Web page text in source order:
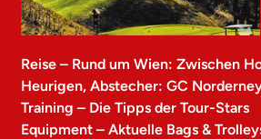
Reise – Rund um Wien: Zwischen
Heurigen, Abstecher: GC
Training – Die Tipps der Tour-Stars
Equipment – Aktuelle Bags &